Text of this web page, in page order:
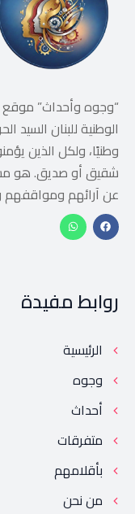
“وجوه وأحداث” موقع
الوطنية للبنان
وطنيًا، ولكل الذين
شقيق أو صديق. هو
عن آرائهم ومواقفهم
روابط مفيدة
الرئيسية
وجوه
أحداث
متفرقات
بأقلامهم
من نحن